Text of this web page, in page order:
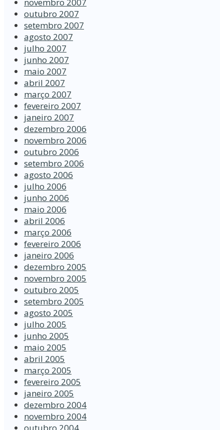
outubro 2007
setembro 2007
agosto 2007
julho 2007
junho 2007
maio 2007
abril 2007
março 2007
fevereiro 2007
janeiro 2007
dezembro 2006
novembro 2006
outubro 2006
setembro 2006
agosto 2006
julho 2006
junho 2006
maio 2006
abril 2006
março 2006
fevereiro 2006
janeiro 2006
dezembro 2005
novembro 2005
outubro 2005
setembro 2005
agosto 2005
julho 2005
junho 2005
maio 2005
abril 2005
março 2005
fevereiro 2005
janeiro 2005
dezembro 2004
novembro 2004